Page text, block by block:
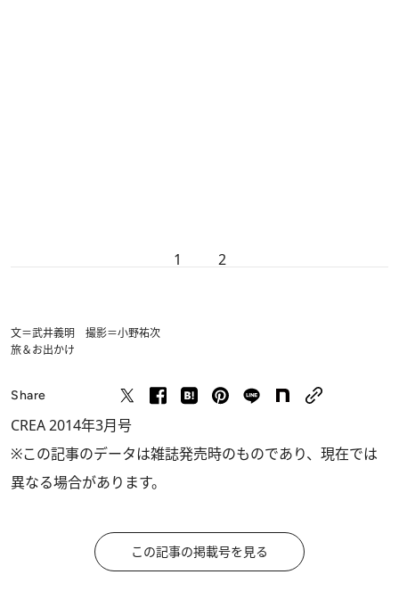
1 2
文＝武井義明 撮影＝小野祐次
旅＆お出かけ
Share
CREA 2014年3月号
※この記事のデータは雑誌発売時のものであり、現在では
異なる場合があります。
この記事の掲載号を見る